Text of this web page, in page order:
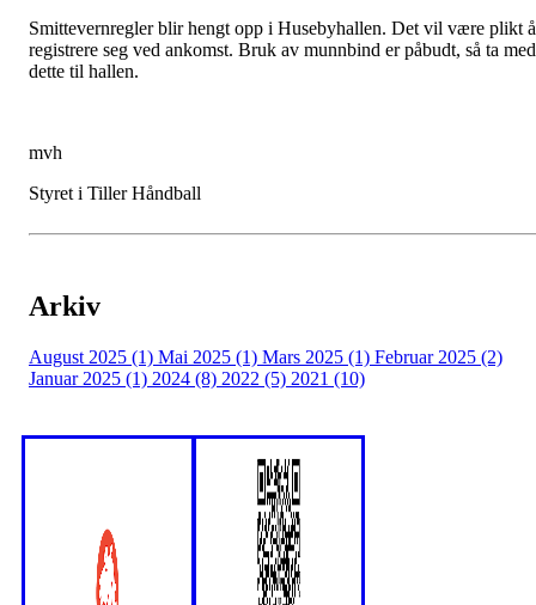
Smittevernregler blir hengt opp i Husebyhallen. Det vil være plikt å
registrere seg ved ankomst. Bruk av munnbind er påbudt, så ta med
dette til hallen.
mvh
Styret i Tiller Håndball
Arkiv
August 2025 (1) Mai 2025 (1) Mars 2025 (1) Februar 2025 (2)
Januar 2025 (1) 2024 (8) 2022 (5) 2021 (10)